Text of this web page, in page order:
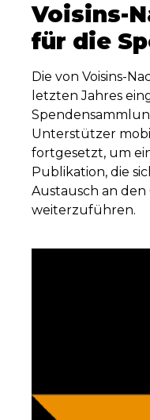
Voisins-
für die
Die von Voisins-
letzten Jahres
Unterstützer
fortgesetzt, um
Publikation, die
Austausch an
weiterzuführen.